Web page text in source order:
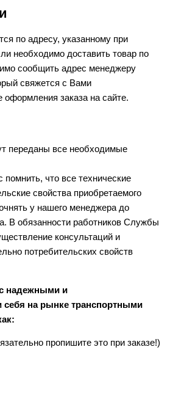
по адресу, указанному при
необходимо доставить товар по
сообщить адрес менеджеру
свяжется с Вами
оформления заказа на сайте.
переданы все необходимые
помнить, что все технические
свойства приобретаемого
у нашего менеджера до
В обязанности работников Службы
консультаций и
потребительских свойств
надежными и
на рынке транспортными
пропишите это при заказе!)